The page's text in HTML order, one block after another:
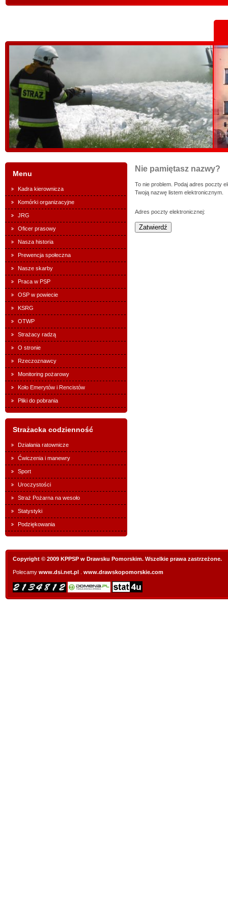
Menu
Kadra kierownicza
Komórki organizacyjne
JRG
Oficer prasowy
Nasza historia
Prewencja społeczna
Nasze skarby
Praca w PSP
OSP w powiecie
KSRG
OTWP
Strażacy radzą
O stronie
Rzeczoznawcy
Monitoring pożarowy
Koło Emerytów i Rencistów
Pliki do pobrania
Strażacka codzienność
Działania ratownicze
Ćwiczenia i manewry
Sport
Uroczystości
Straż Pożarna na wesoło
Statystyki
Podziękowania
Nie pamiętasz nazwy?
To nie problem. Podaj adres poczty
Twoją nazwę listem elektronicznym.
Adres poczty elektronicznej:
Zatwierdź
Copyright © 2009 KPPSP w Drawsku Pomorskim. Wszelkie prawa zastrzeżone.
Polecamy www.dsi.net.pl www.drawskopomorskie.com